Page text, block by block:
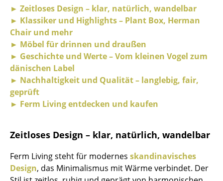
Wohnzimmer
Esszimmer
Schlafzimmer
Kinderzimmer
Arbeitszimmer
Badezimmer
Stauraum
Balkon & Garten
► Zeitloses Design – klar, natürlich, wandelbar
► Klassiker und Highlights – Plant Box, Herman
Chair und mehr
► Möbel für drinnen und draußen
► Geschichte und Werte – Vom kleinen Vogel zum
dänischen Label
► Nachhaltigkeit und Qualität – langlebig, fair,
geprüft
► Ferm Living entdecken und kaufen
Zeitloses Design – klar, natürlich, wandelbar
Ferm Living steht für modernes skandinavisches
Design, das Minimalismus mit Wärme verbindet. Der